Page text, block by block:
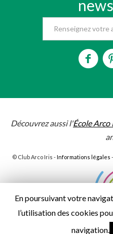
Découvrez aussi l'École Arco
© Club Arco Iris -Informations légales
En poursuivant votre
l’utilisation des cookies
navigation.